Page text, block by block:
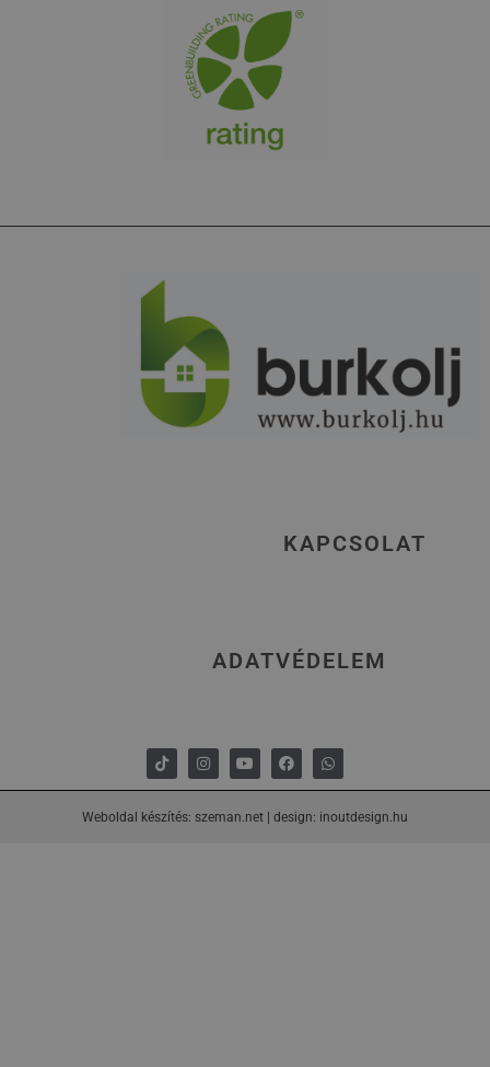
KAPCSOLAT
ADATVÉDELEM
Weboldal készítés: szeman.net design: inoutdesign.hu